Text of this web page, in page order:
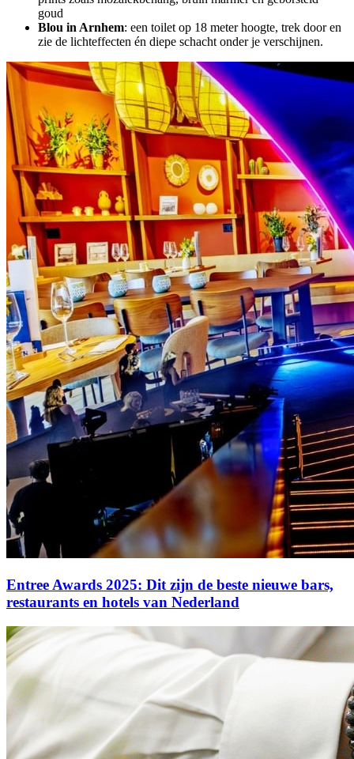
goud
Blou in Arnhem: een toilet op 18 meter hoogte, trek door en
zie de lichteffecten én diepe schacht onder je verschijnen.
Entree Awards 2025: Dit zijn de beste nieuwe bars,
restaurants en hotels van Nederland